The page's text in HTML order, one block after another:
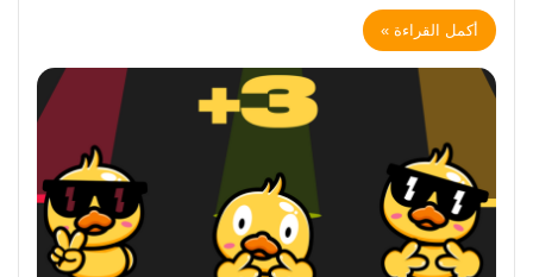
أكمل القراءة »